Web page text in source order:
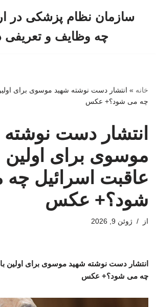
سازمان نظام پزشکی در
چه وظایف و تعریفی
خانه » انتشار دست نوشته شهید موسوی برای
چه می شود؟+ عکس
انتشار دست
موسوی برای اولین
عاقبت اسرائیل
شود؟+ عکس
از ژوئن 9, 2026
انتشار دست نوشته شهید موسوی برای اولین
چه می شود؟+ عکس